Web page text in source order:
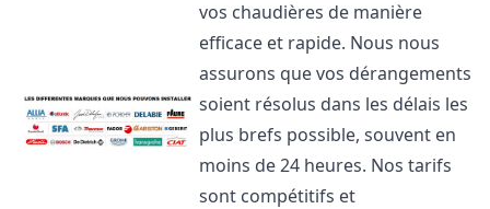
vos chaudières de manière
efficace et rapide. Nous nous
assurons que vos dérangements
soient résolus dans les délais les
plus brefs possible, souvent en
moins de 24 heures. Nos tarifs
sont compétitifs et